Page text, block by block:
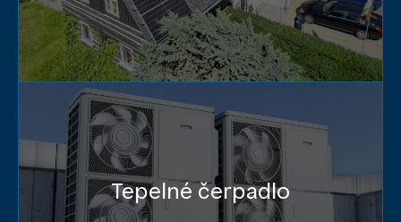
Tepelné čerpadlo